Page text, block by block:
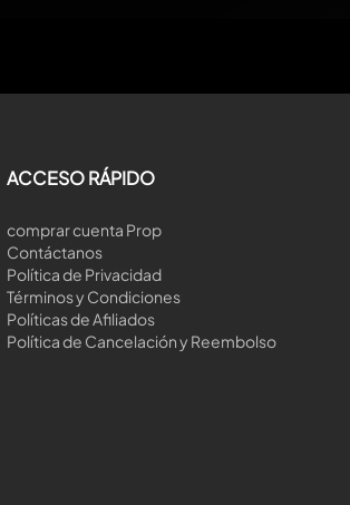
ACCESO RÁPIDO
comprar cuenta Prop
Contáctanos
Política de Privacidad
Términos y Condiciones
Políticas de Afiliados
Política de Cancelación y Reembolso